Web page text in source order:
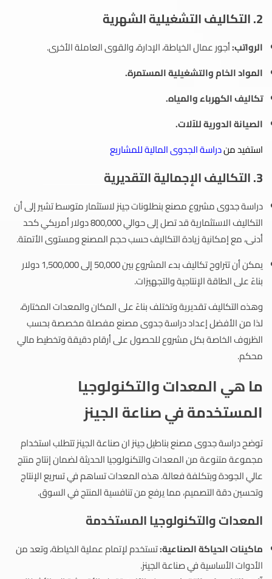
2. التكاليف التشغيلية الشهرية
الرواتب:أجور عمال الخياطة، الإدارة، والقوى العاملة الأخرى.
المواد الخام والتشغيلية المستمرة.
تكاليف الكهرباء والمياه.
الصيانة الدورية للآلات.
استفيد مندراسة الجدوى المالية للمشاريع
3. التكاليف الإجمالية التقديرية
دراسة جدوى مشروع مصنع بنطلونات جينز لاستثمار متوسط تشير إلى أن
التكاليف الاستثمارية قد تصل إلى حوالي 800,000 دولار أمريكي كحد
أدنى، مع إمكانية زيادة التكاليف حسب حجم المصنع ومستوى الأتمتة.
يمكن أن تتراوح تكاليف بدء المشروع بين 50,000 إلى 1,500,000 دولار
بناءً على الطاقة الإنتاجية والتجهيزات.
وهذه التكاليف تقديرية وتختلف بناءً على المكان والمعدات المختارة،
لذا من الأفضل إعداد دراسة جدوى مصنع مفصلة مخصصة بحسب
الظروف الخاصة بكل مشروع للحصول على أرقام دقيقة وتخطيط مالي
محكم.
ما هي المعدات والتكنولوجيا
المستخدمة في صناعة الجينز
توضح دراسة جدوى مصنع بناطيل جينز ان صناعة الجينز تتطلب استخدام
مجموعة متنوعة من المعدات والتكنولوجيا الحديثة لضمان إنتاج منتج
عالي الجودة وبتكلفة فعالة. هذه المعدات تساهم في تسريع الإنتاج
وتحسين دقة التصميم، مما يرفع من تنافسية المنتج في السوق.
المعدات والتكنولوجيا المستخدمة
ماكينات الحياكة الصناعية:تستخدم لإتمام عملية الخياطة، وتعد من
الأدوات الأساسية في صناعة الجينز.